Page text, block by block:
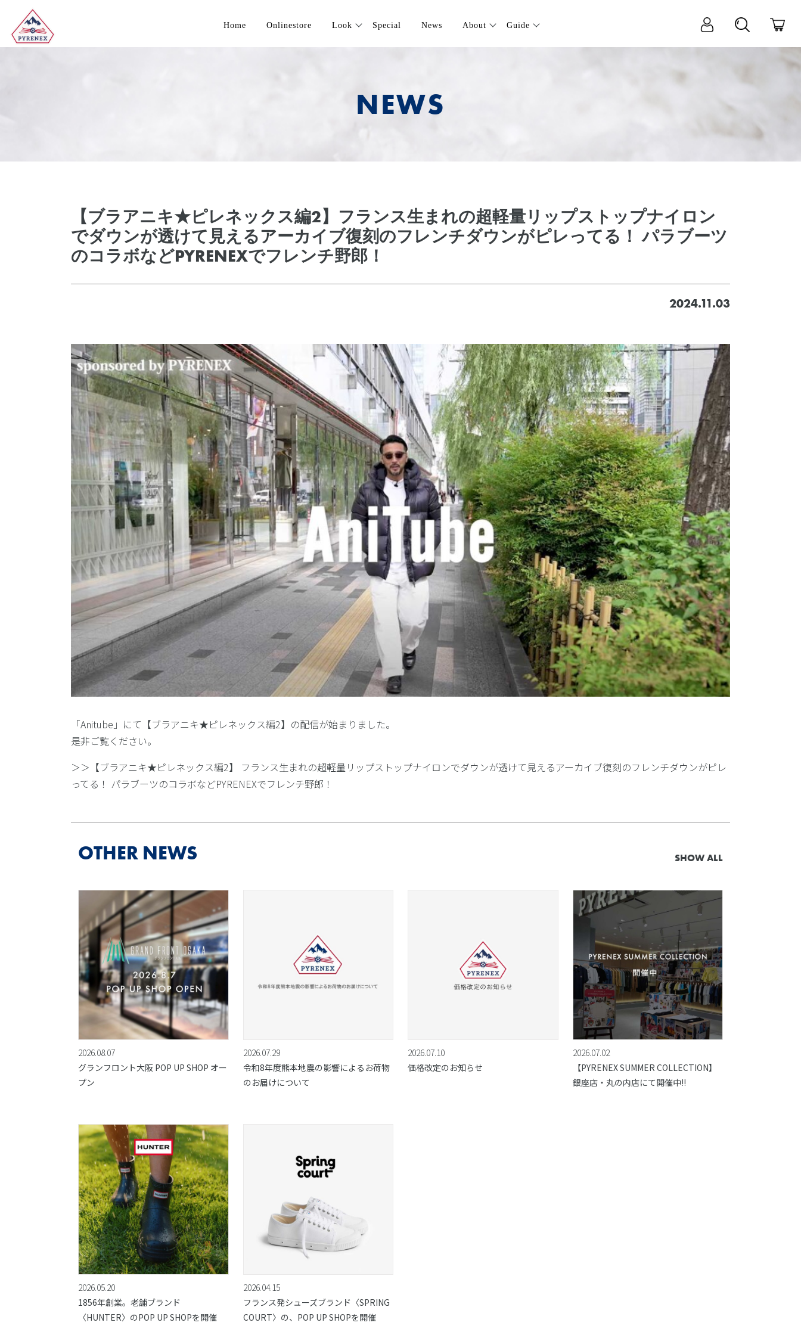
Home Onlinestore Look Special News About Guide
NEWS
【ブラアニキ★ピレネックス編2】フランス生まれの超軽量リップストップナイロン
でダウンが透けて見えるアーカイブ復刻のフレンチダウンがピレってる！ パラブーツ
のコラボなどPYRENEXでフレンチ野郎！
2024.11.03
「Anitube」にて【ブラアニキ★ピレネックス編2】の配信が始まりました。
是非ご覧ください。
＞＞【ブラアニキ★ピレネックス編2】 フランス生まれの超軽量リップストップナイロンでダウンが透けて見えるアーカイブ復刻のフレンチダウンがピレ
ってる！ パラブーツのコラボなどPYRENEXでフレンチ野郎！
OTHER NEWS SHOW ALL
2026.08.07
グランフロント大阪 POP UP SHOP オー
プン
2026.07.29
令和8年度熊本地震の影響によるお荷物
のお届けについて
2026.07.10
価格改定のお知らせ
2026.07.02
【PYRENEX SUMMER COLLECTION】
銀座店・丸の内店にて開催中!!
2026.05.20
1856年創業。老舗ブランド
〈HUNTER〉のPOP UP SHOPを開催
2026.04.15
フランス発シューズブランド〈SPRING
COURT〉の、POP UP SHOPを開催